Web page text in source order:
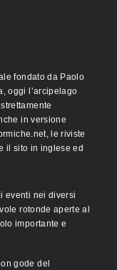
fondato da Paolo
oggi l’arcipelago
in versione
le riviste
il sito in inglese ed
eventi nei diversi
rotonde aperte al
importante e
gode del